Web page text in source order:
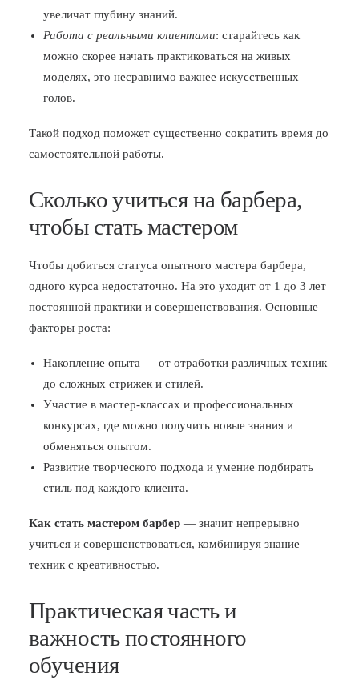
увеличат глубину знаний.
Работа с реальными клиентами: старайтесь как
можно скорее начать практиковаться на живых
моделях, это несравнимо важнее искусственных
голов.
Такой подход поможет существенно сократить время до
самостоятельной работы.
Сколько учиться на барбера,
чтобы стать мастером
Чтобы добиться статуса опытного мастера барбера,
одного курса недостаточно. На это уходит от 1 до 3 лет
постоянной практики и совершенствования. Основные
факторы роста:
Накопление опыта — от отработки различных техник
до сложных стрижек и стилей.
Участие в мастер-классах и профессиональных
конкурсах, где можно получить новые знания и
обменяться опытом.
Развитие творческого подхода и умение подбирать
стиль под каждого клиента.
Как стать мастером барбер — значит непрерывно
учиться и совершенствоваться, комбинируя знание
техник с креативностью.
Практическая часть и
важность постоянного
обучения